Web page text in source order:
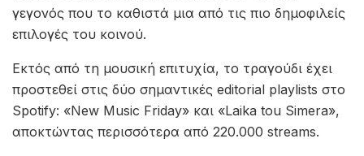
γεγονός που το καθιστά μια από τις πιο δημοφιλείς
επιλογές του κοινού.
Εκτός από τη μουσική επιτυχία, το τραγούδι έχει
προστεθεί στις δύο σημαντικές editorial playlists στο
Spotify: «New Music Friday» και «Laika tou Simera»,
αποκτώντας περισσότερα από 220.000 streams.